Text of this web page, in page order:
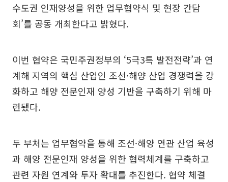
수도권 인재양성을 위한 업무협약식 및 현장 간담
회’를 공동 개최한다고 밝혔다.
이번 협약은 국민주권정부의 ‘5극3특 발전전략’과 연
계해 지역의 핵심 산업인 조선·해양 산업 경쟁력을 강
화하고 해양 전문인재 양성 기반을 구축하기 위해 마
련됐다.
두 부처는 업무협약을 통해 조선·해양 연관 산업 육성
과 해양 전문인재 양성을 위한 협력체계를 구축하고
관련 자원 연계와 투자 확대를 추진한다. 협약 체결